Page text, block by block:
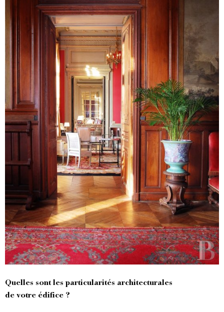
Quelles sont les particularités architecturales
de votre édifice ?